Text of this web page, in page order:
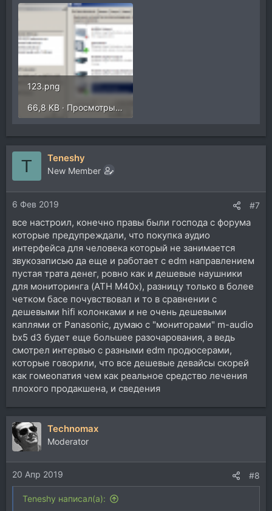
123.png
66,8 KB · Просмотры: 472
T Teneshy
New Member
6 Фев 2019 #7
все настроил, конечно правы были господа с форума
которые предупреждали, что покупка аудио
интерфейса для человека который не занимается
звукозаписью да еще и работает с edm направлением
пустая трата денег, ровно как и дешевые наушники
для мониторинга (ATH M40x), разницу только в более
четком басе почувствовал и то в сравнении с
дешевыми hifi колонками и не очень дешевыми
каплями от Panasonic, думаю с "мониторами" m-audio
bx5 d3 будет еще большее разочарования, а ведь
смотрел интервью с разными edm продюсерами,
которые говорили, что все дешевые девайсы скорей
как гомеопатия чем как реальное средство лечения
плохого продакшена, и сведения
Technomax
Moderator
20 Апр 2019 #8
Teneshy написал(а):